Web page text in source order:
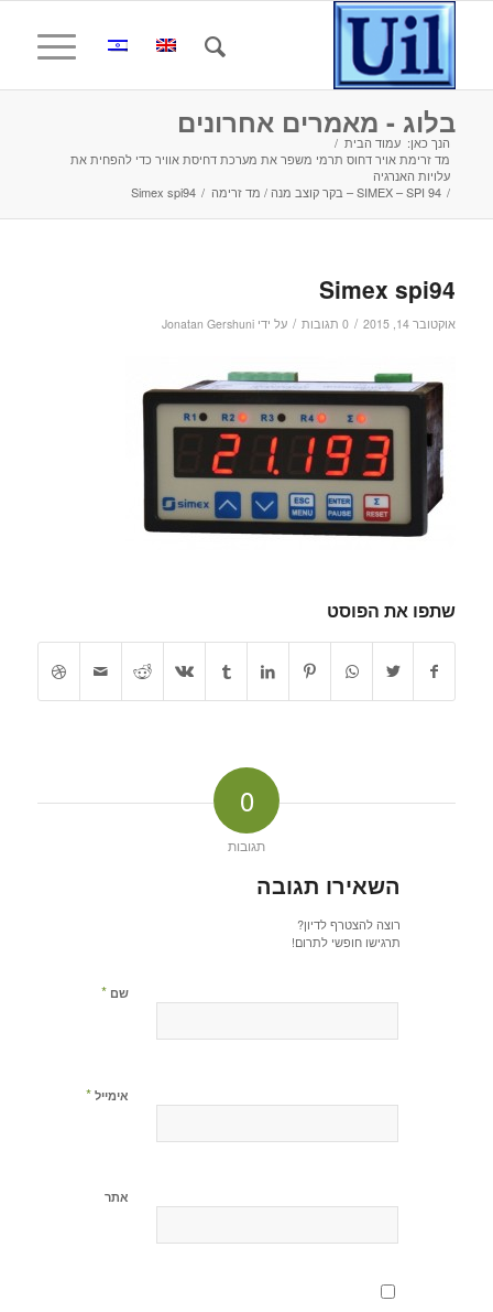
בלוג - מאמרים אחרונים
הנך כאן: עמוד הבית /
מד זרימת אויר דחוס תרמי משפר את מערכת דחיסת אוויר כדי להפחית את
עלויות האנרגיה
/ SIMEX – SPI 94 – בקר קוצב מנה / מד זרימה /
Simex spi94
Simex spi94
אוקטובר 14, 2015 / 0 תגובות / על ידי Jonatan Gershuni
שתפו את הפוסט
0
תגובות
השאירו תגובה
רוצה להצטרף לדיון?
תרגישו חופשי לתרום!
שם *
אימייל *
אתר